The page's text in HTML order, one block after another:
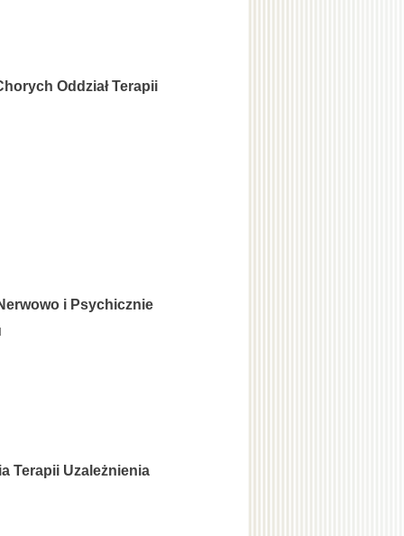
Oddział Terapii
i Psychicznie
Terapii Uzależnienia